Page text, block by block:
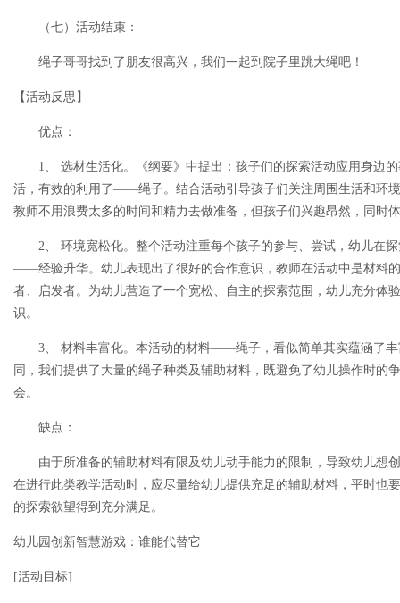
（七）活动结束：
绳子哥哥找到了朋友很高兴，我们一起到院子里跳大绳吧！
【活动反思】
优点：
1、 选材生活化。《纲要》中提出：孩子们的探索活动应用身边的
活，有效的利用了——绳子。结合活动引导孩子们关注周围生活和环
教师不用浪费太多的时间和精力去做准备，但孩子们兴趣昂然，同时
2、 环境宽松化。整个活动注重每个孩子的参与、尝试，幼儿
——经验升华。幼儿表现出了很好的合作意识，教师在活动中是材料
者、启发者。为幼儿营造了一个宽松、自主的探索范围，幼儿充分体
识。
3、 材料丰富化。本活动的材料——绳子，看似简单其实蕴涵了丰
同，我们提供了大量的绳子种类及辅助材料，既避免了幼儿操作时的
会。
缺点：
由于所准备的辅助材料有限及幼儿动手能力的限制，导致幼儿想
在进行此类教学活动时，应尽量给幼儿提供充足的辅助材料，平时也
的探索欲望得到充分满足。
幼儿园创新智慧游戏：谁能代替它
[活动目标]